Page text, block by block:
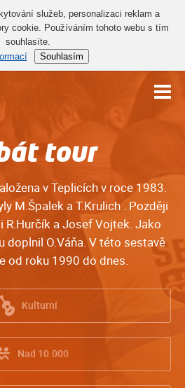
služeb, personalizaci reklam a
cookie. Používáním tohoto webu s tím
souhlasíte.
Souhlasím
tour
v Teplicích v roce 1983.
M.Špalek a T.Krulich . Později
R.Hurčík a Josef Vojtek. Jako
doplnil O.Váňa. V této sestavě
od roku 1990 do dnes.
Kulturní
Nad 10.000